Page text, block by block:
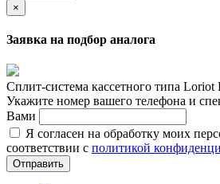
×
Заявка на подбор аналога
Сплит-система кассетного типа
Укажите номер вашего телефона и
Вами
Я согласен на обработку моих
соответствии с политикой
Отправить